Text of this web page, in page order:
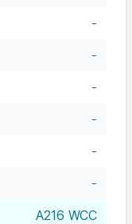
-
-
-
-
-
-
A216 WCC